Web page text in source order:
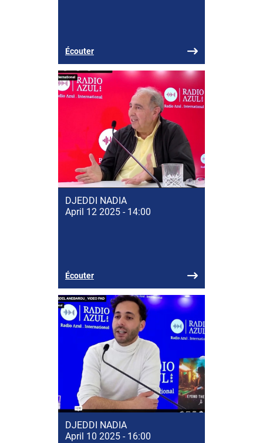
Écouter
DJEDDI NADIA
April 12 2025 - 14:00
Écouter
DJEDDI NADIA
April 10 2025 - 16:00